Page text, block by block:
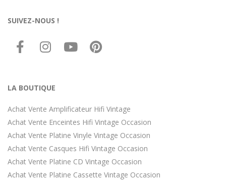
SUIVEZ-NOUS !
LA BOUTIQUE
Achat Vente Amplificateur Hifi Vintage
Achat Vente Enceintes Hifi Vintage Occasion
Achat Vente Platine Vinyle Vintage Occasion
Achat Vente Casques Hifi Vintage Occasion
Achat Vente Platine CD Vintage Occasion
Achat Vente Platine Cassette Vintage Occasion